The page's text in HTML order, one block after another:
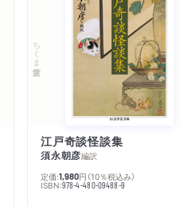
ちくま学芸文庫
江戸奇談怪談集
須永朝彦編訳
定価:1,980円 （10％税込み）
ISBN:978-4-480-09488-9